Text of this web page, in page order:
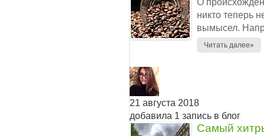
никто теперь
вымысел.
Читать далее»
21 августа 2018
добавила 1 запись в блог
Самый